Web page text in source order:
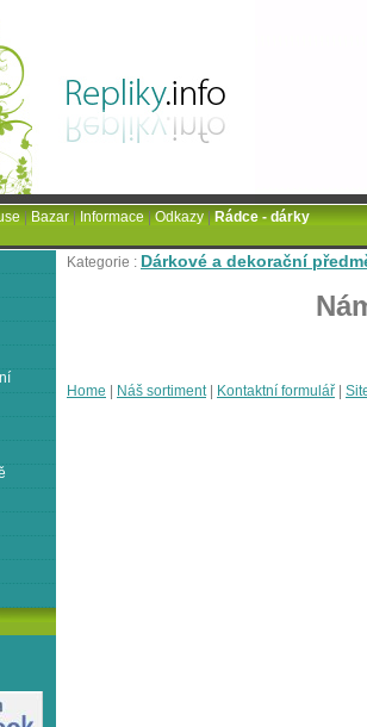
Kategorie : Dárkové a dekorační
Home Náš sortiment| Kontaktní formulář
|Bazar|Informace|Odkazy|Rádce - dárky